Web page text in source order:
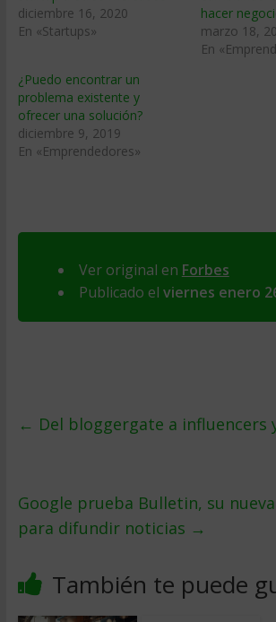
diciembre 16, 2020
En «Startups»
hacer
marzo 18,
En
¿Puedo encontrar un
problema existente y
ofrecer una solución?
diciembre 9, 2019
En «Emprendedores»
Ver original en Forbes
Publicado el viernes enero
← Del bloggergate a influencers
Google prueba Bulletin, su
para difundir noticias →
También te puede